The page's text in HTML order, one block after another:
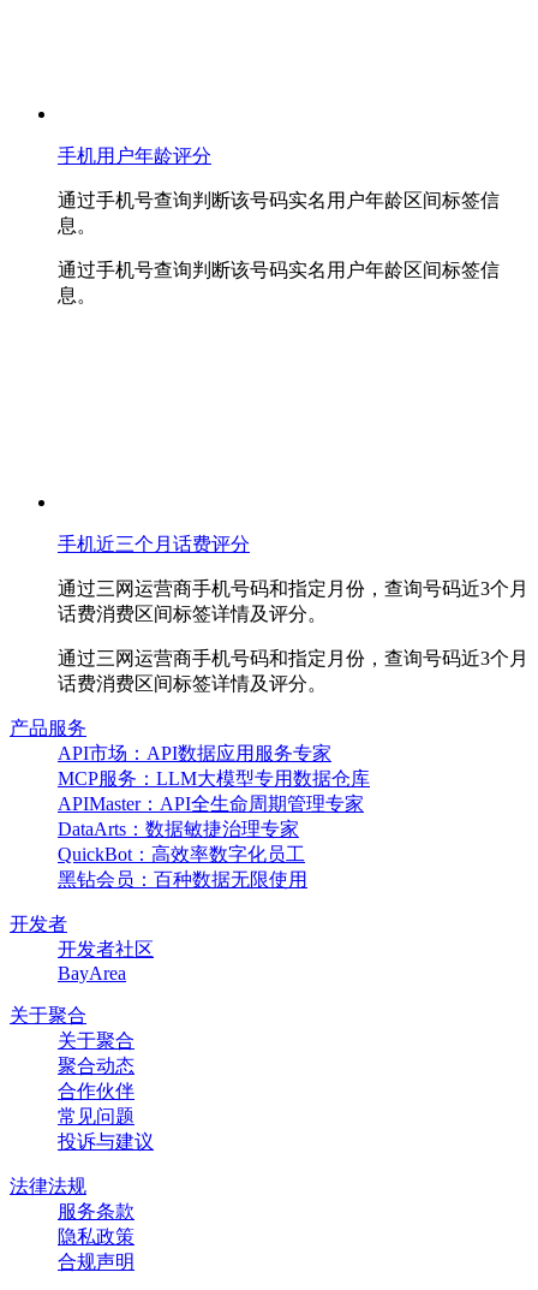
手机用户年龄评分
通过手机号查询判断该号码实名用户年龄区间标签信
息。
通过手机号查询判断该号码实名用户年龄区间标签信
息。
手机近三个月话费评分
通过三网运营商手机号码和指定月份，查询号码近3个月
话费消费区间标签详情及评分。
通过三网运营商手机号码和指定月份，查询号码近3个月
话费消费区间标签详情及评分。
产品服务
API市场：API数据应用服务专家
MCP服务：LLM大模型专用数据仓库
APIMaster：API全生命周期管理专家
DataArts：数据敏捷治理专家
QuickBot：高效率数字化员工
黑钻会员：百种数据无限使用
开发者
开发者社区
BayArea
关于聚合
关于聚合
聚合动态
合作伙伴
常见问题
投诉与建议
法律法规
服务条款
隐私政策
合规声明